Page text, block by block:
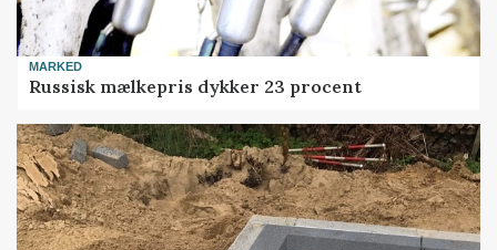
MARKED
Russisk mælkepris dykker 23 procent